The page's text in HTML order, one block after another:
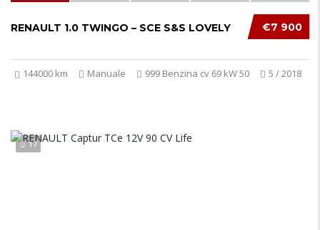
€7 900
RENAULT 1.0 TWINGO – SCE S&S LOVELY
144000 km Manuale 999 Benzina cv 69 kW 50 5 / 2018
17